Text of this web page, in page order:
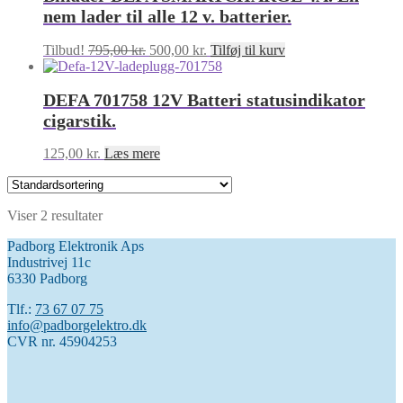
nem lader til alle 12 v. batterier.
Tilbud! 795,00kr. Den
oprindelige
var:
795,00 kr..
500,00 kr. Den
aktuelle
er:
500,00 kr..
Tilføj til kurv
DEFA 701758 12V Batteri statusindikator
cigarstik.
125,00 kr. Læs mere
Viser 2 resultater
Padborg Elektronik Aps
Industrivej 11c
6330 Padborg
Tlf.: 73 67 07 75
info@padborgelektro.dk
CVR nr. 45904253